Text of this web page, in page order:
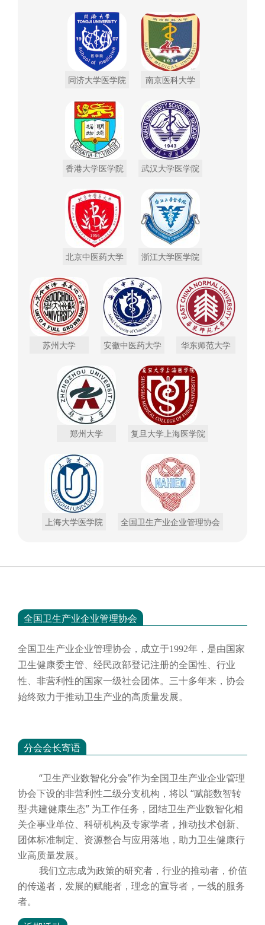
同济大学医学院 南京医科大学
香港大学医学院 武汉大学医学院
北京中医药大学 浙江大学医学院
苏州大学 安徽中医药大学 华东师范大学
郑州大学 复旦大学上海医学院
上海大学医学院 全国卫生产业企业管理协会
全国卫生产业企业管理协会
全国卫生产业企业管理协会，成立于1992年，是由国家
卫生健康委主管、经民政部登记注册的全国性、行业
性、非营利性的国家一级社会团体。三十多年来，协会
始终致力于推动卫生产业的高质量发展。
分会会长寄语
“卫生产业数智化分会”作为全国卫生产业企业管理
协会下设的非营利性二级分支机构，将以 “赋能数智转
型·共建健康生态” 为工作任务，团结卫生产业数智化相
关企事业单位、科研机构及专家学者，推动技术创新、
团体标准制定、资源整合与应用落地，助力卫生健康行
业高质量发展。
我们立志成为政策的研究者，行业的推动者，价值
的传递者，发展的赋能者，理念的宣导者，一线的服务
者。